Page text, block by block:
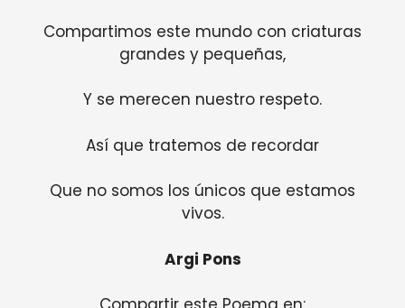
Compartimos este mundo con criaturas
grandes y pequeñas,
Y se merecen nuestro respeto.
Así que tratemos de recordar
Que no somos los únicos que estamos
vivos.
Argi Pons